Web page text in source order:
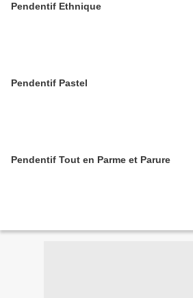
Pendentif Ethnique
Pendentif Pastel
Pendentif Tout en Parme et Parure